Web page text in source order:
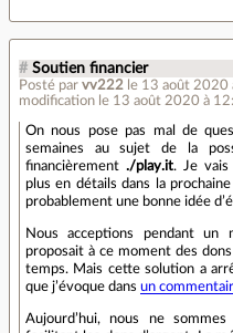
# Soutien financier
Posté par vv222 le 13 août 2020
modification le 13 août 2020 à
On nous pose pas mal de
semaines au sujet de la
financièrement ./play.it. Je vais
plus en détails dans la
probablement une bonne idée
Nous acceptions pendant
proposait à ce moment des
temps. Mais cette solution a
que j’évoque dans un
Aujourd’hui, nous ne